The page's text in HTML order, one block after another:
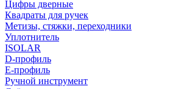
Цифры дверные
Квадраты для ручек
Метизы, стяжки, переходники
Уплотнитель
ISOLAR
D-профиль
Е-профиль
Ручной инструмент